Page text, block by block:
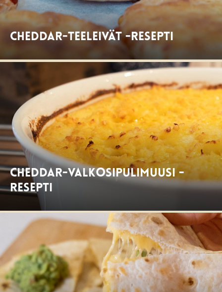
Cheddar-teeleivät -resepti
Cheddar-valkosipulimuusi -
resepti